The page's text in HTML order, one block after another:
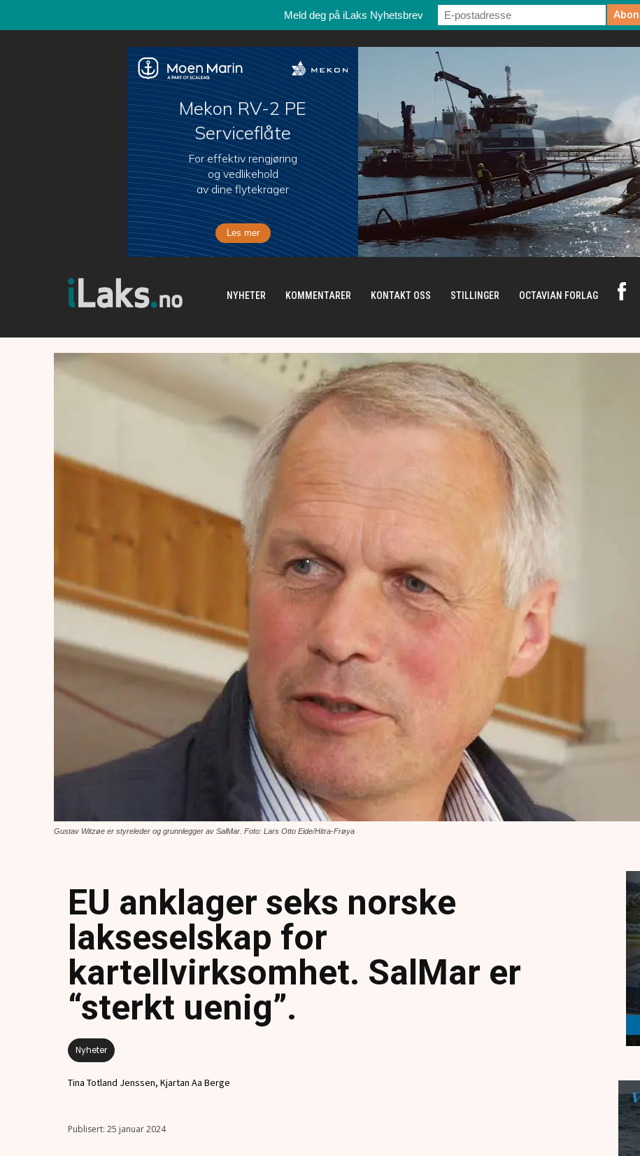
NYHETER KOMMENTARER KONTAKT OSS STILLINGER OCTAVIAN FORLAG
Gustav Witzøe er styreleder og grunnlegger av SalMar. Foto: Lars Otto Eide/Hitra-Frøya
EU anklager seks norske
lakseselskap for
kartellvirksomhet. SalMar er
“sterkt uenig”.
Nyheter
Tina Totland Jenssen, Kjartan Aa Berge
25 januar 2024
Meld deg på iLaks Nyhetsbrev